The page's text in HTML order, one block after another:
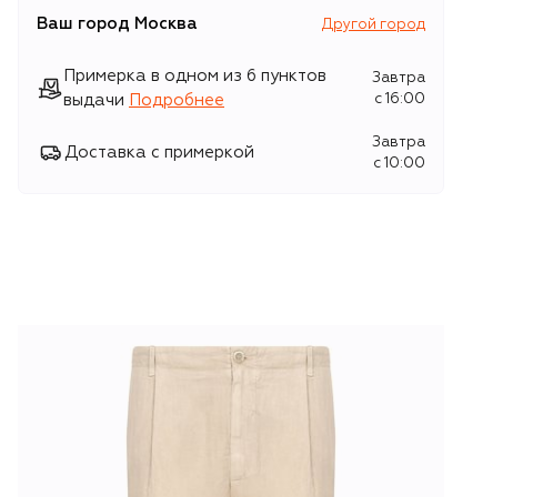
Ваш город Москва Другой город
Примерка в одном из 6 пунктов
выдачи
Подробнее
Завтра
c 16:00
Доставка с примеркой
Завтра
c 10:00